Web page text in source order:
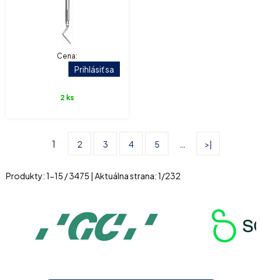
Cena:
Prihlásiť sa
2 ks
1 2 3 4 5 … >|
Produkty:1-15 /3475 | Aktuálna strana:1/232